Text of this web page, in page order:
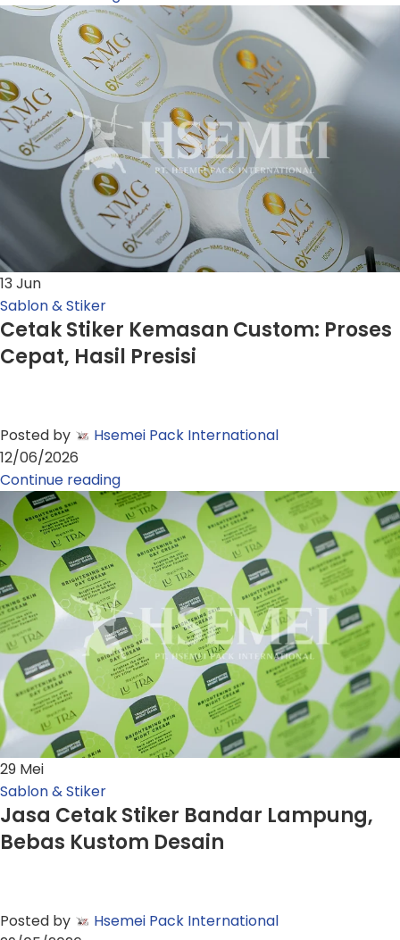
13 Jun
Sablon & Stiker
Cetak Stiker Kemasan Custom: Proses
Cepat, Hasil Presisi
Posted by
Hsemei Pack International
12/06/2026
Continue reading
29 Mei
Sablon & Stiker
Jasa Cetak Stiker Bandar Lampung,
Bebas Kustom Desain
Posted by
Hsemei Pack International